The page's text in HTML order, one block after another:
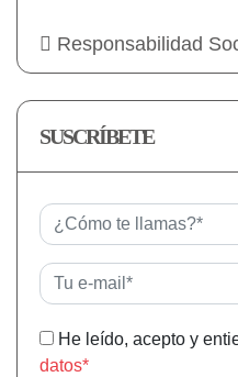
Responsabilidad
SUSCRÍBETE
He leído, acepto y
datos*